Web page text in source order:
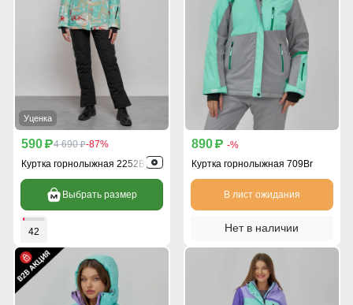
Уценка
590 p4 690 p-87%
Куртка горнолыжная 2252Br
Выбрать размер
42
890 p -%
Куртка горнолыжная 709Br
В лист ожидания
Нет в наличии